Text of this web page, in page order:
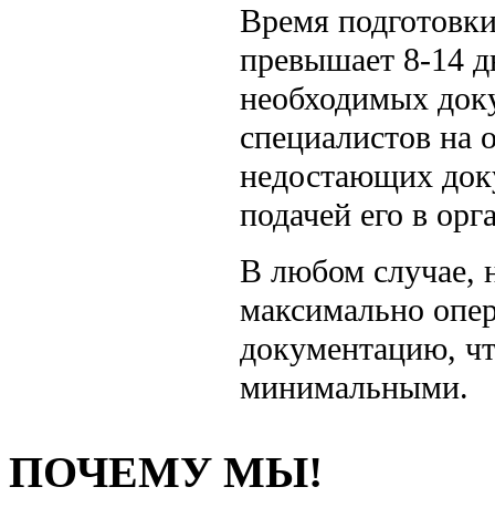
Время
превышает 8-14
необходимых
специалистов на
недостающих
подачей его в
В любом случае,
максимально
документацию,
минимальными.
ПОЧЕМУ МЫ!